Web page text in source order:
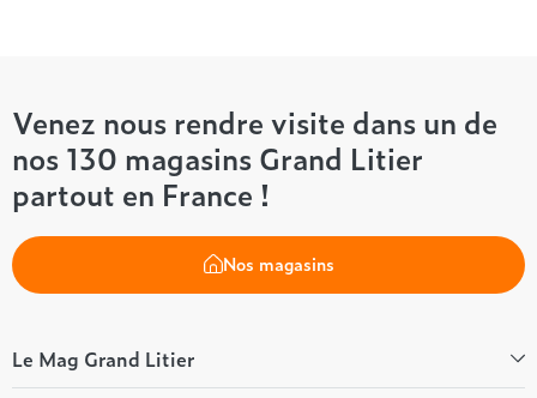
Venez nous rendre visite dans un de
nos 130 magasins Grand Litier
partout en France !
Nos magasins
Le Mag Grand Litier